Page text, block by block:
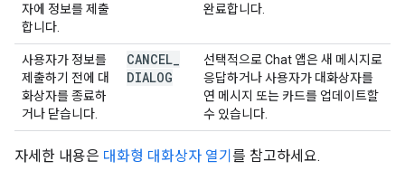
자에 정보를 제출
합니다.
완료합니다.
사용자가 정보를
제출하기 전에 대
화상자를 종료하
거나 닫습니다.
CANCEL
DIALOG
선택적으로 Chat 앱은 새 메시지로
응답하거나 사용자가 대화상자를
연 메시지 또는 카드를 업데이트할
수 있습니다.
자세한 내용은 대화형 대화상자 열기 를 참고하세요.